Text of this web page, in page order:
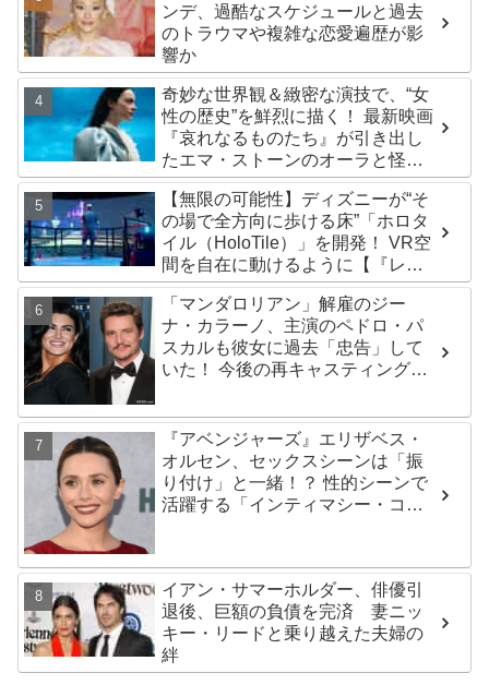
ンデ、過酷なスケジュールと過去
のトラウマや複雑な恋愛遍歴が影
響か
奇妙な世界観＆緻密な演技で、“女
性の歴史”を鮮烈に描く！ 最新映画
『哀れなるものたち』が引き出し
たエマ・ストーンのオーラと怪
演、そして緻密すぎる演技力！ こ
れは女性の“自由意志”の物語［レビ
ュー＆解説］
【無限の可能性】ディズニーが“そ
の場で全方向に歩ける床”「ホロタ
イル（HoloTile）」を開発！ VR空
間を自在に動けるように【『レデ
ィプレ』実現への大きな一歩？】
「マンダロリアン」解雇のジー
ナ・カラーノ、主演のペドロ・パ
スカルも彼女に過去「忠告」して
いた！ 今後の再キャスティングは
『アベンジャーズ』エリザベス・
オルセン、セックスシーンは「振
り付け」と一緒！？ 性的シーンで
活躍する「インティマシー・コー
イアン・サマーホルダー、俳優引
退後、巨額の負債を完済 妻ニッ
キー・リードと乗り越えた夫婦の
絆